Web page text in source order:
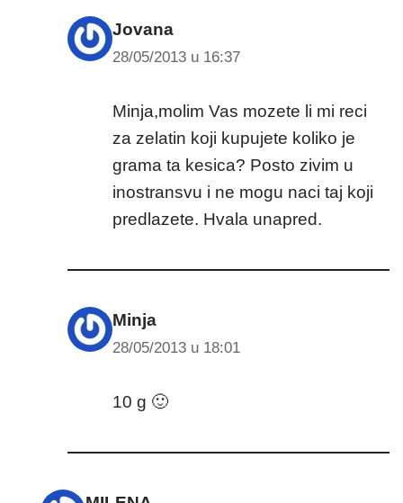
Jovana
28/05/2013 u 16:37
Minja,molim Vas mozete li mi reci
za zelatin koji kupujete koliko je
grama ta kesica? Posto zivim u
inostransvu i ne mogu naci taj koji
predlazete. Hvala unapred.
Minja
28/05/2013 u 18:01
10 g 🙂